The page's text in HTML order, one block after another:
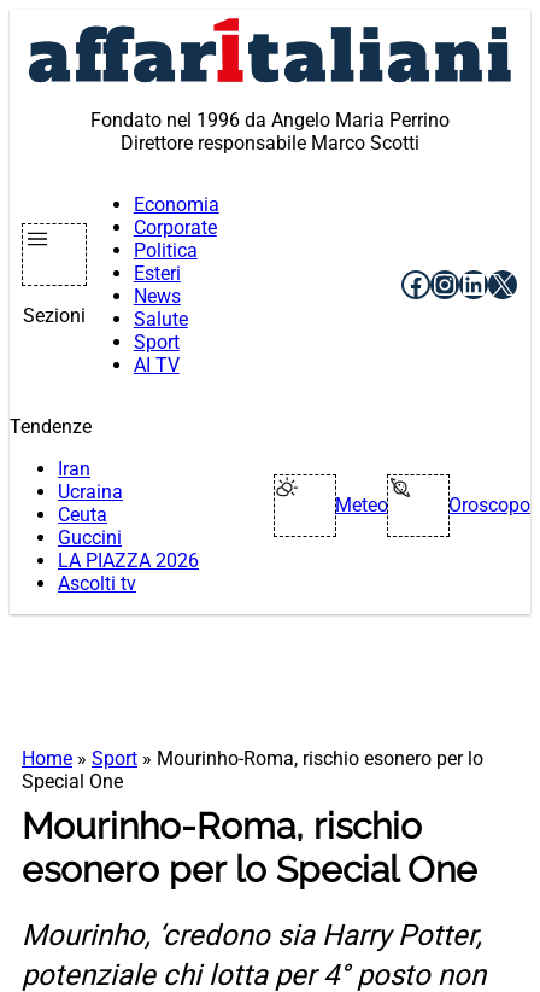
contenuto
Fondato nel 1996 da Angelo Maria Perrino
Direttore responsabile Marco Scotti
Sezioni
Economia
Corporate
Politica
Esteri
News
Salute
Sport
AI TV
Facebook
X
Tendenze
Iran
Ucraina
Ceuta
Guccini
LA PIAZZA 2026
Ascolti tv
Meteo Oroscopo
Home » Sport » Mourinho-Roma, rischio esonero per lo
Special One
Mourinho-Roma, rischio
esonero per lo Special One
Mourinho, ‘credono sia Harry Potter,
potenziale chi lotta per 4° posto non